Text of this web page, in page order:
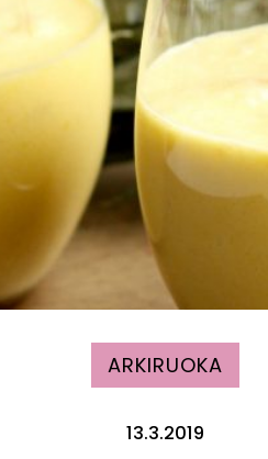
ARKIRUOKA
13.3.2019